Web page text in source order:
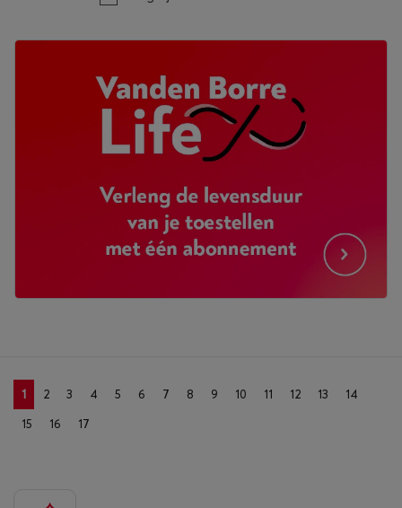
1 2 3 4 5 6 7 8 9 10 11 12 13
14
15
16 17